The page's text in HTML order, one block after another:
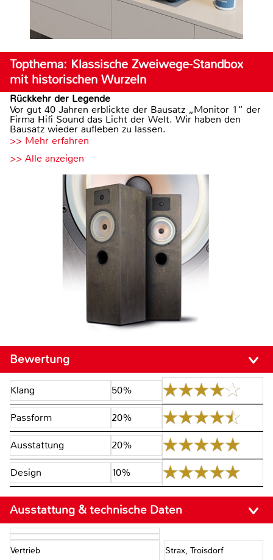
Topthema: Klassische Zweiwege-Standbox
mit historischen Wurzeln
Rückkehr der Legende
Vor gut 40 Jahren erblickte der Bausatz „Monitor 1“ der
Firma Hifi Sound das Licht der Welt. Wir haben den
Bausatz wieder aufleben zu lassen.
>> Mehr erfahren
>> Alle anzeigen
Bewertung
Klang 50%
Passform 20%
Ausstattung 20%
Design 10%
Ausstattung & technische Daten
Vertrieb Strax, Troisdorf